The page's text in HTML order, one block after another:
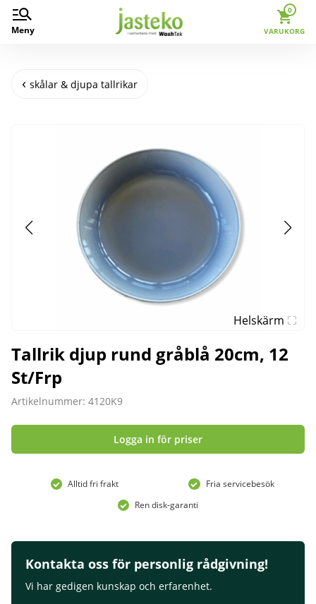
Meny
0
VARUKORG
skålar & djupa tallrikar
Helskärm
Tallrik djup rund gråblå 20cm, 12
St/Frp
Artikelnummer: 4120K9
Logga in för priser
Alltid fri frakt
Fria servicebesök
Ren disk-garanti
Kontakta oss för personlig rådgivning!
Vi har gedigen kunskap och erfarenhet.